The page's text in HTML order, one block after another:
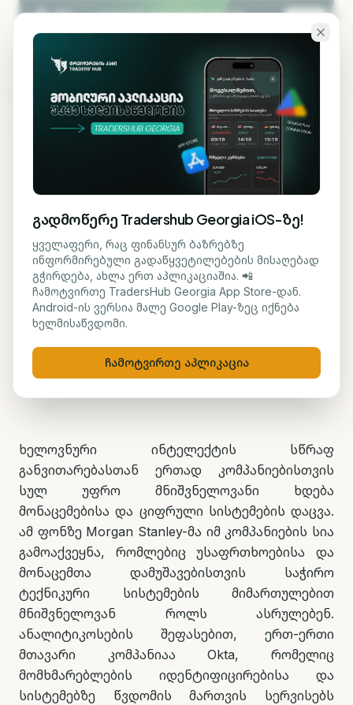
გადადი ძირითად შინაარსზე
KA EN
ᲡᲐᲤᲝᲜᲓᲝ
კიბერუსაფრთხოების 5
კომპანია, რომლებიც
ხელოვნური ინტელექტის
ეპოქაში გამოირჩევა
მარიამ ქადარია 27 მაისი, 2026 2
ხელოვნური ინტელექტის სწრაფ
განვითარებასთან ერთად კომპანიებისთვის
სულ უფრო მნიშვნელოვანი ხდება
მონაცემებისა და ციფრული სისტემების დაცვა.
ამ ფონზე Morgan Stanley-მა იმ კომპანიების სია
გამოაქვეყნა, რომლებიც უსაფრთხოებისა და
მონაცემთა დამუშავებისთვის საჭირო
ტექნიკური სისტემების მიმართულებით
მნიშვნელოვან როლს ასრულებენ.
ანალიტიკოსების შეფასებით, ერთ-ერთი
მთავარი კომპანიაა Okta, რომელიც
მომხმარებლების იდენტიფიცირებისა და
სისტემებზე წვდომის მართვის სერვისებს
გადმოწერე Tradershub Georgia iOS-ზე!
ყველაფერი, რაც ფინანსურ ბაზრებზე
ინფორმირებული გადაწყვეტილებების მისაღებად
გჭირდება, ახლა ერთ აპლიკაციაშია. 📲
ჩამოტვირთე TradersHub Georgia App Store-დან.
Android-ის ვერსია მალე Google Play-ზეც იქნება
ხელმისაწვდომი.
ჩამოტვირთე აპლიკაცია